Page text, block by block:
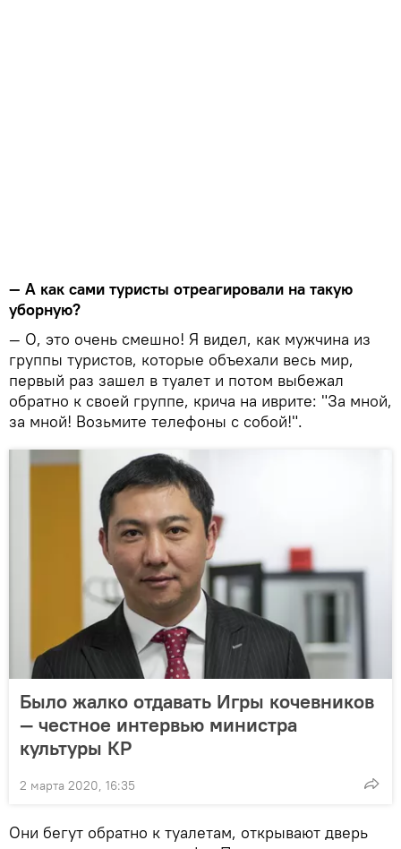
— А как сами туристы отреагировали на такую
уборную?
— О, это очень смешно! Я видел, как мужчина из
группы туристов, которые объехали весь мир,
первый раз зашел в туалет и потом выбежал
обратно к своей группе, крича на иврите: "За мной,
за мной! Возьмите телефоны с собой!".
Было жалко отдавать Игры кочевников
— честное интервью министра
культуры КР
2 марта 2020, 16:35
Они бегут обратно к туалетам, открывают дверь